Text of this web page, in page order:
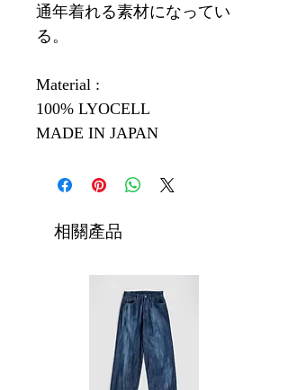
通年着れる素材になってい
る。
Material :
100% LYOCELL
MADE IN JAPAN
相關產品